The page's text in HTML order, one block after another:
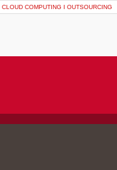
CLOUD COMPUTING I OUTSOURCING